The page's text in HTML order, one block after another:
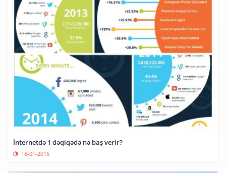
İnternetdə 1 dəqiqədə nə baş verir?
18-01-2015